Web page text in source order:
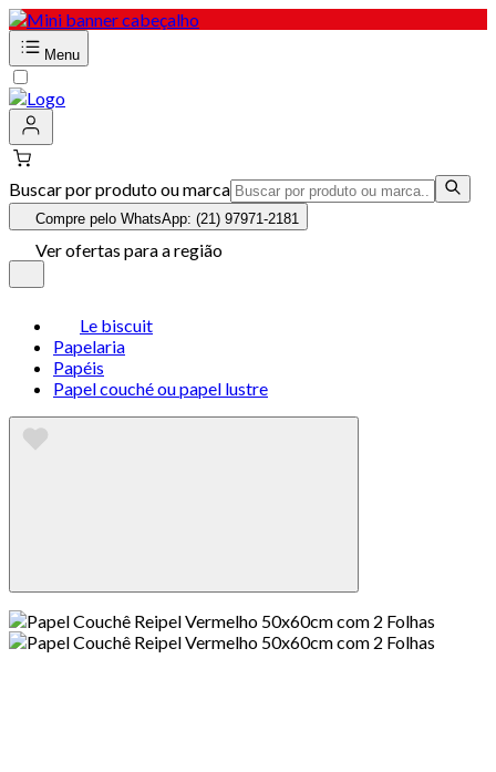
Menu
Buscar por produto ou marca
Compre pelo WhatsApp: (21) 97971-2181
Ver ofertas para a região
Le biscuit
Papelaria
Papéis
Papel couché ou papel lustre